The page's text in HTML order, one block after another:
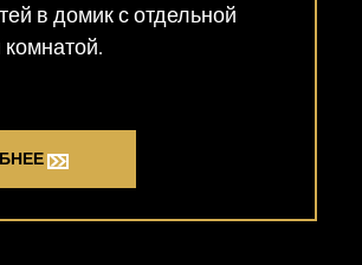
в домик с отдельной
комнатой.